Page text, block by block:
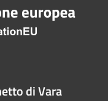
di Vara